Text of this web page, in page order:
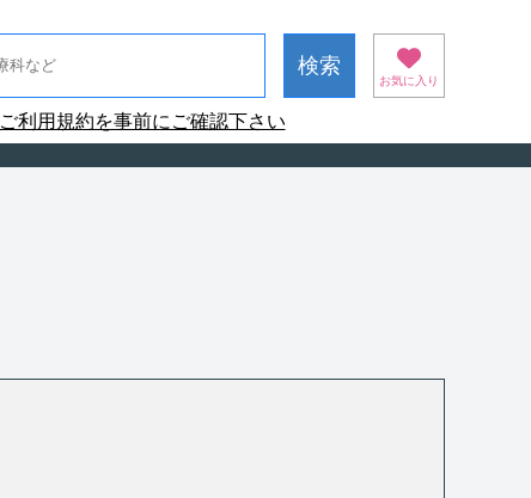
お気に入り
ご利用規約を事前にご確認下さい